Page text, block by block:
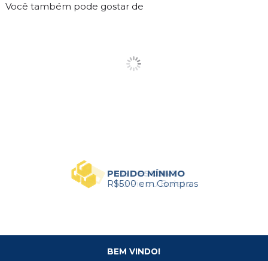
Você também pode gostar de
PEDIDO MÍNIMO
R$500 em Compras
BEM VINDO!